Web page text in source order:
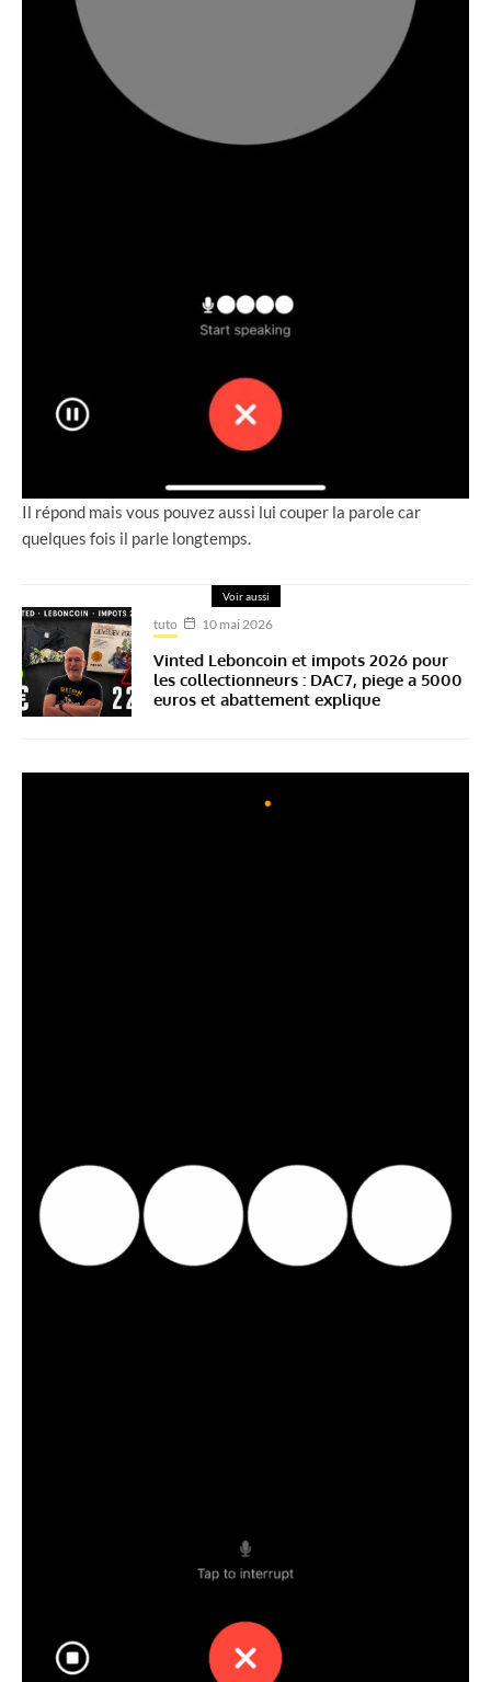
Il répond mais vous pouvez aussi lui couper la parole car
quelques fois il parle longtemps.
Voir aussi
tuto 10 mai 2026
Vinted Leboncoin et impots 2026 pour
les collectionneurs : DAC7, piege a 5000
euros et abattement explique